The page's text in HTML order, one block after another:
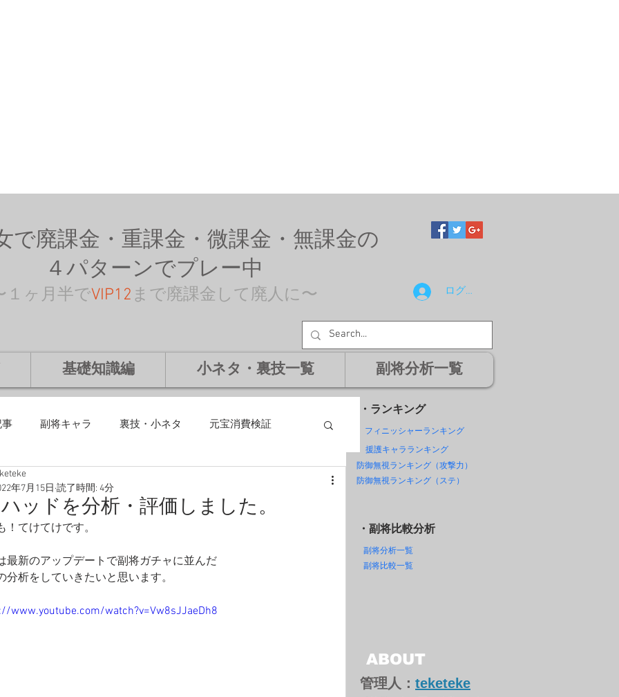
で廃課金・重課金・微課金・無課金の
４パターンでプレー中
１ヶ月半でVIP12 まで廃課金して廃人に〜 ログイン
基礎知識編 小ネタ・裏技一覧 副将分析一覧
事 副将キャラ 裏技・小ネタ 元宝消費検証
金編
交換副将 ランキング
ッドを分析・評価しました。
年7月15日 読了時間: 4分
！てけてけです。
最新のアップデートで副将ガチャに並んだ
分析をしていきたいと思います。
www.youtube.com/watch?v=Vw8sJJaeDh8
フィニッシャーランキング
援護キャラランキング
防御無視ランキング（攻撃力）
防御無視ランキング（ステ）
・ランキング
副将分析一覧
副将比較一覧
・副将比較分析
ABOUT
管理人： teketeke